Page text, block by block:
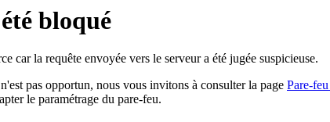
bloqué
car la requête envoyée vers le serveur a été jugée suspicieuse.
pas opportun, nous vous invitons à consulter la page Pare-
le paramétrage du pare-feu.